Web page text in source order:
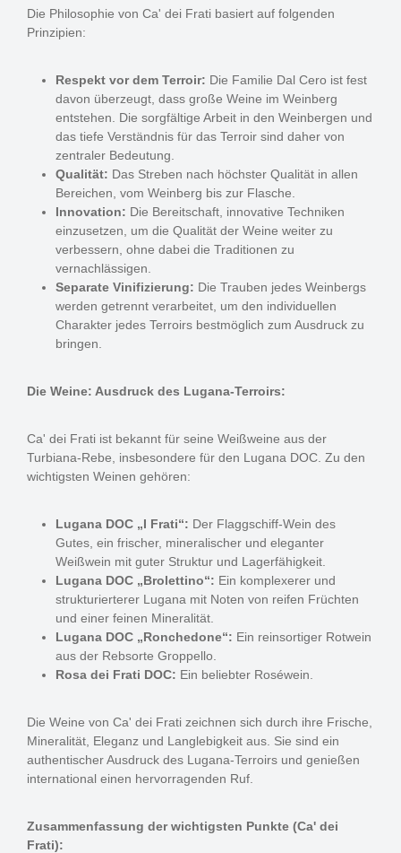
Die Philosophie von Ca' dei Frati basiert auf folgenden
Prinzipien:
Respekt vor dem Terroir: Die Familie Dal Cero ist fest
davon überzeugt, dass große Weine im Weinberg
entstehen. Die sorgfältige Arbeit in den Weinbergen und
das tiefe Verständnis für das Terroir sind daher von
zentraler Bedeutung.
Qualität: Das Streben nach höchster Qualität in allen
Bereichen, vom Weinberg bis zur Flasche.
Innovation: Die Bereitschaft, innovative Techniken
einzusetzen, um die Qualität der Weine weiter zu
verbessern, ohne dabei die Traditionen zu
vernachlässigen.
Separate Vinifizierung: Die Trauben jedes Weinbergs
werden getrennt verarbeitet, um den individuellen
Charakter jedes Terroirs bestmöglich zum Ausdruck zu
bringen.
Die Weine: Ausdruck des Lugana-Terroirs:
Ca' dei Frati ist bekannt für seine Weißweine aus der
Turbiana-Rebe, insbesondere für den Lugana DOC. Zu den
wichtigsten Weinen gehören:
Lugana DOC „I Frati“: Der Flaggschiff-Wein des
Gutes, ein frischer, mineralischer und eleganter
Weißwein mit guter Struktur und Lagerfähigkeit.
Lugana DOC „Brolettino“: Ein komplexerer und
strukturierterer Lugana mit Noten von reifen Früchten
und einer feinen Mineralität.
Lugana DOC „Ronchedone“: Ein reinsortiger Rotwein
aus der Rebsorte Groppello.
Rosa dei Frati DOC: Ein beliebter Roséwein.
Die Weine von Ca' dei Frati zeichnen sich durch ihre Frische,
Mineralität, Eleganz und Langlebigkeit aus. Sie sind ein
authentischer Ausdruck des Lugana-Terroirs und genießen
international einen hervorragenden Ruf.
Zusammenfassung der wichtigsten Punkte (Ca' dei
Frati):